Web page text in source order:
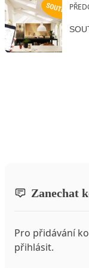
Zanechat
Pro přidávání
přihlásit.